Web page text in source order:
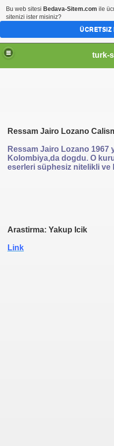
turk-
Ressam Jairo Lozano
Ressam Jairo Lozano 1967
Kolombiya,da dogdu. O
eserleri süphesiz nitelikli ve
Arastirma: Yakup Icik
Link
Bu web sitesi Bedava-Sitem.com ile
sitenizi ister misiniz?
ÜCRETSIZ